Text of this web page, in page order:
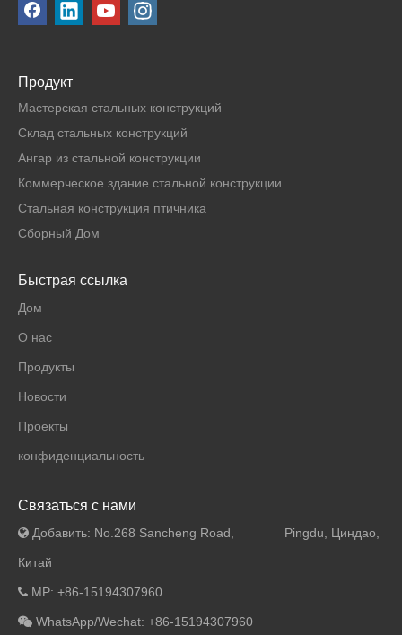
Продукт
Мастерская стальных конструкций
Склад стальных конструкций
Ангар из стальной конструкции
Коммерческое здание стальной конструкции
Стальная конструкция птичника
Сборный Дом
Быстрая ссылка
Дом
О нас
Продукты
Новости
Проекты
конфиденциальность
Связаться с нами
 Добавить: No.268 Sancheng Road, Pingdu, Циндао,
Китай
 MP: +86-15194307960
 WhatsApp/Wechat: +86-15194307960